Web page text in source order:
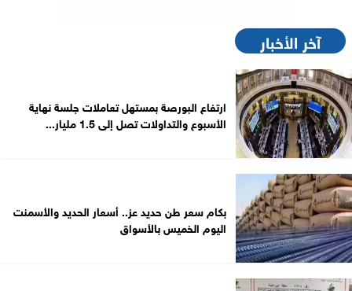
آخر الأخبار
ارتفاع البورصة بمستهل تعاملات جلسة نهاية
الأسبوع والتداولات تصل إلى 1.5 مليار...
بكام سعر طن حديد عز.. أسعار الحديد والأسمنت
اليوم الخميس بالأسواق